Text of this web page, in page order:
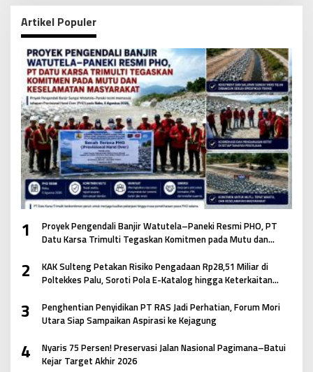
Artikel Populer
1
Proyek Pengendali Banjir Watutela–Paneki Resmi PHO, PT
Datu Karsa Trimulti Tegaskan Komitmen pada Mutu dan
2
KAK Sulteng Petakan Risiko Pengadaan Rp28,51 Miliar di
Poltekkes Palu, Soroti Pola E-Katalog hingga Keterkaitan
3
Penghentian Penyidikan PT RAS Jadi Perhatian, Forum Mori
Utara Siap Sampaikan Aspirasi ke Kejagung
4
Nyaris 75 Persen! Preservasi Jalan Nasional Pagimana–Batui
Kejar Target Akhir 2026